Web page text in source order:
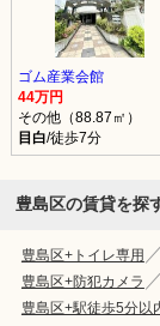
ゴム産業会館
44万円
その他（88.87㎡）
目白/徒歩7分
豊島区の賃貸を探
豊島区+トイレ専用
豊島区+防犯カメラ
豊島区+駅徒歩5分以